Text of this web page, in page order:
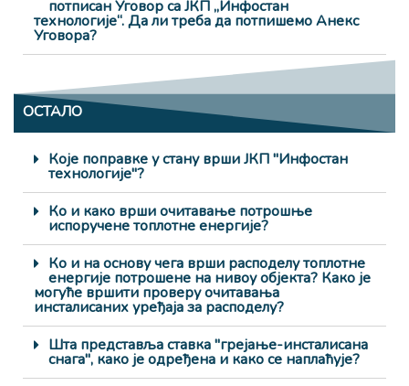
потписан Уговор са ЈКП „Инфостан
технологије“. Да ли треба да потпишемо Анекс
Уговора?
ОСТАЛО
Које поправке у стану врши ЈКП "Инфостан
технологије"?
Ко и како врши очитавање потрошње
испоручене топлотне енергије?
Ко и на основу чега врши расподелу топлотне
енергије потрошене на нивоу објекта? Како је
могуће вршити проверу очитавања
инсталисаних уређаја за расподелу?
Шта представља ставка "грејање-инсталисана
снага", како је одређена и како се наплаћује?